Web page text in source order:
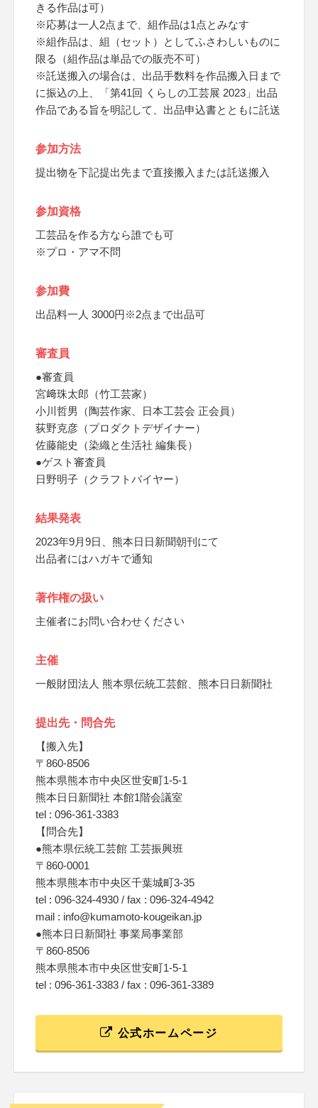
きる作品は可）
※応募は一人2点まで、組作品は1点とみなす
※組作品は、組（セット）としてふさわしいものに
限る（組作品は単品での販売不可）
※託送搬入の場合は、出品手数料を作品搬入日まで
に振込の上、「第41回 くらしの工芸展 2023」出品
作品である旨を明記して、出品申込書とともに託送
参加方法
提出物を下記提出先まで直接搬入または託送搬入
参加資格
工芸品を作る方なら誰でも可
※プロ・アマ不問
参加費
出品料一人 3000円※2点まで出品可
審査員
●審査員
宮﨑珠太郎（竹工芸家）
小川哲男（陶芸作家、日本工芸会 正会員）
荻野克彦（プロダクトデザイナー）
佐藤能史（染織と生活社 編集長）
●ゲスト審査員
日野明子（クラフトバイヤー）
結果発表
2023年9月9日、熊本日日新聞朝刊にて
出品者にはハガキで通知
著作権の扱い
主催者にお問い合わせください
主催
一般財団法人 熊本県伝統工芸館、熊本日日新聞社
提出先・問合先
【搬入先】
〒860-8506
熊本県熊本市中央区世安町1-5-1
熊本日日新聞社 本館1階会議室
tel : 096-361-3383
【問合先】
●熊本県伝統工芸館 工芸振興班
〒860-0001
熊本県熊本市中央区千葉城町3-35
tel : 096-324-4930 / fax : 096-324-4942
mail : info@kumamoto-kougeikan.jp
●熊本日日新聞社 事業局事業部
〒860-8506
熊本県熊本市中央区世安町1-5-1
tel : 096-361-3383 / fax : 096-361-3389
公式ホームページ